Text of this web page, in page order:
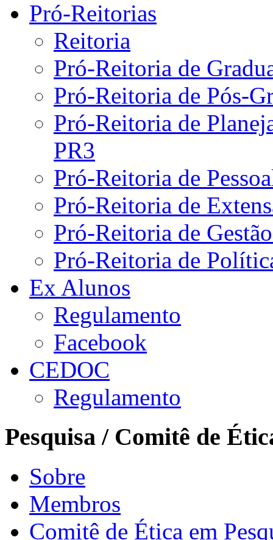
Pró-Reitorias
Reitoria
Pró-Reitoria de
Pró-Reitoria de Pós-
Pró-Reitoria de
PR3
Pró-Reitoria de
Pró-Reitoria de
Pró-Reitoria de
Pró-Reitoria de
Ex Alunos
Regulamento
Facebook
CEDOC
Regulamento
Pesquisa / Comitê de
Sobre
Membros
Comitê de Ética em